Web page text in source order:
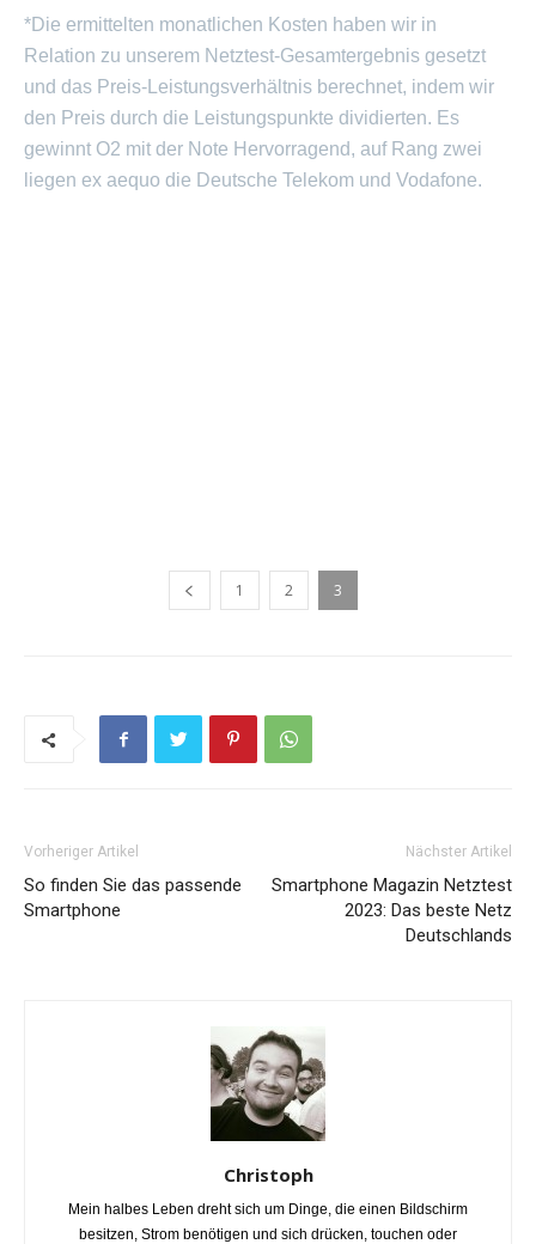
*Die ermittelten monatlichen Kosten haben wir in
Relation zu unserem Netztest-Gesamtergebnis gesetzt
und das Preis-Leistungsverhältnis berechnet, indem wir
den Preis durch die Leistungspunkte dividierten. Es
gewinnt O2 mit der Note Hervorragend, auf Rang zwei
liegen ex aequo die Deutsche Telekom und Vodafone.
1 2 3
Vorheriger Artikel
So finden Sie das passende
Smartphone
Nächster Artikel
Smartphone Magazin Netztest
2023: Das beste Netz
Deutschlands
Christoph
Mein halbes Leben dreht sich um Dinge, die einen Bildschirm
besitzen, Strom benötigen und sich drücken, touchen oder